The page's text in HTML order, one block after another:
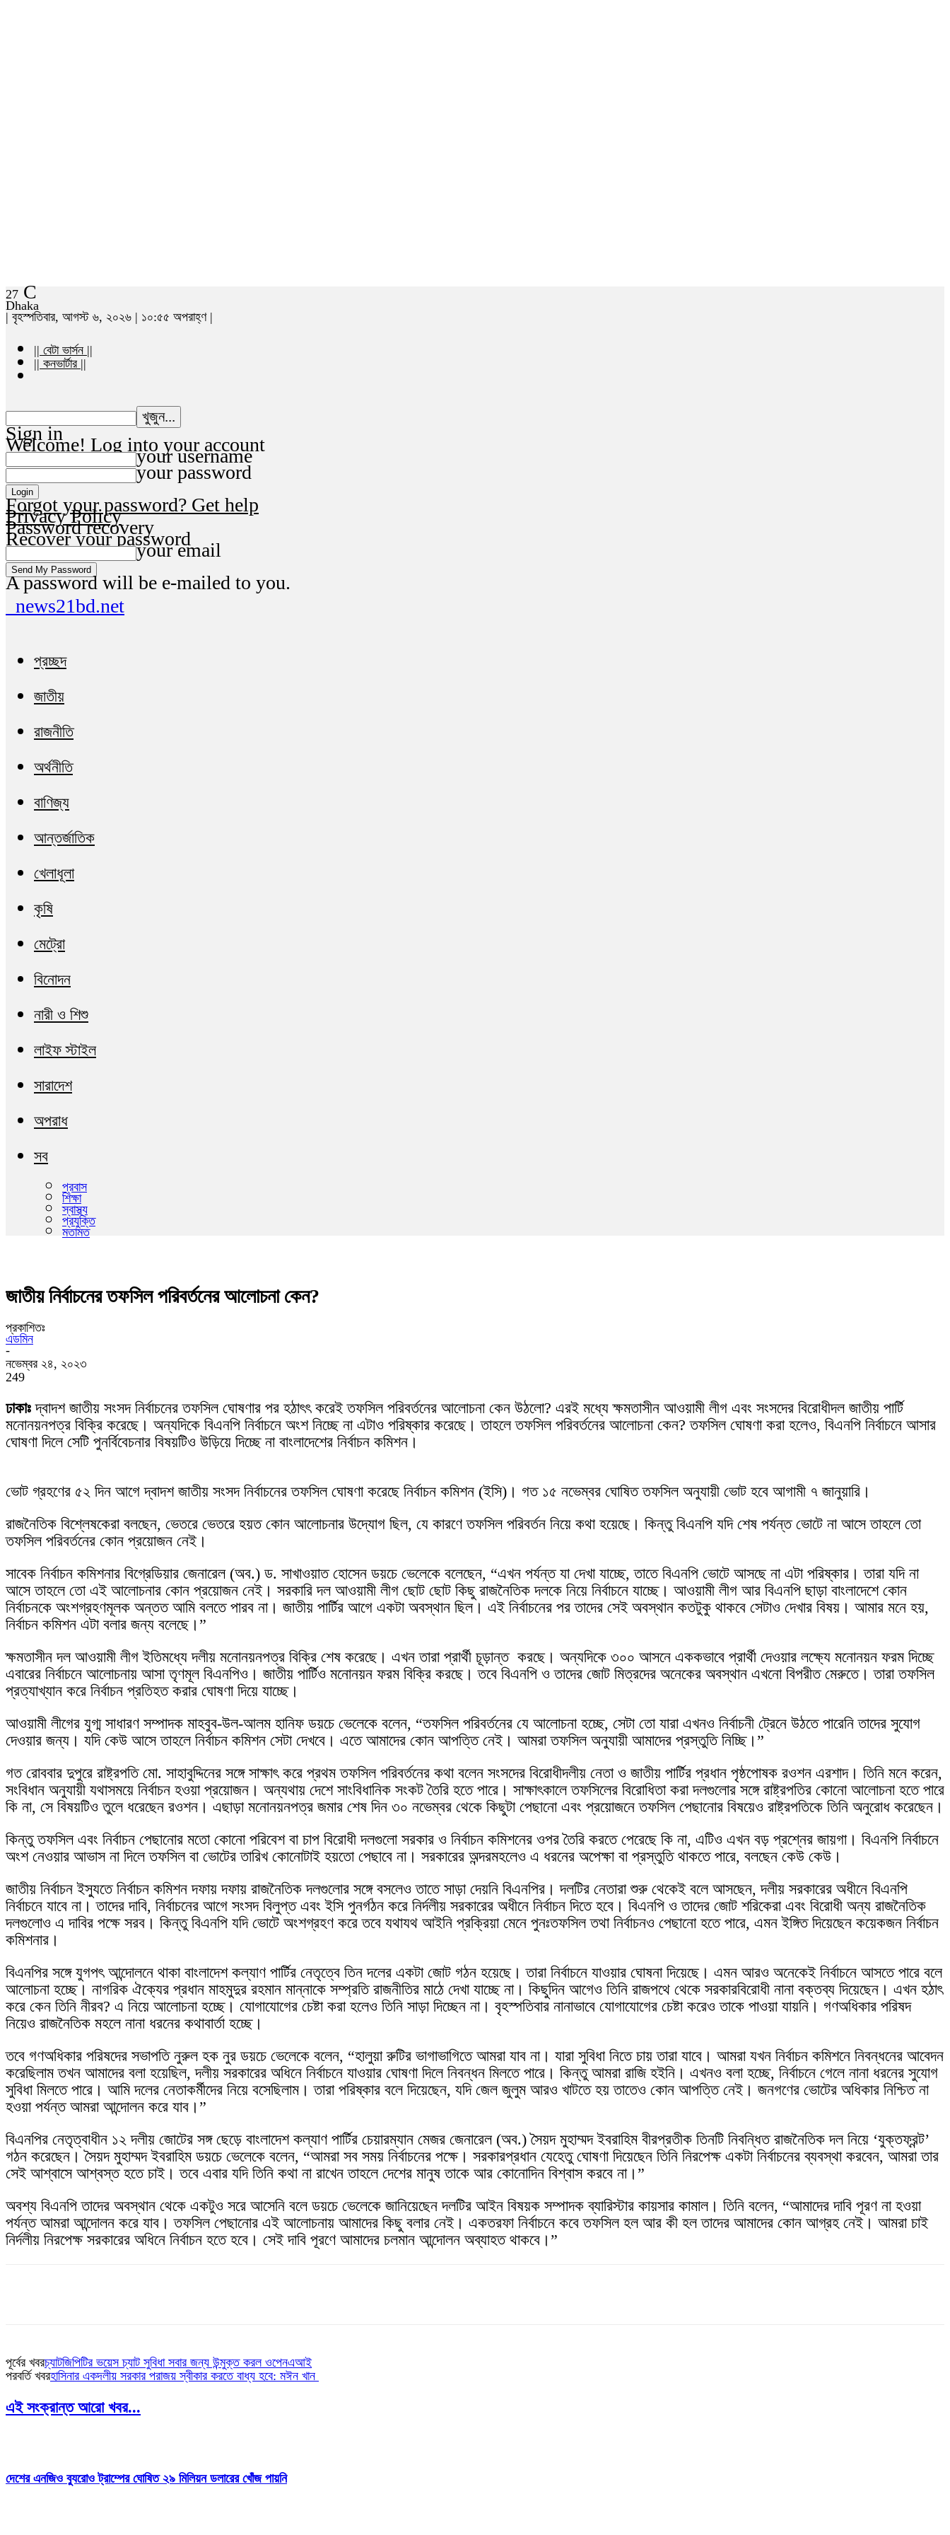
27 C
Dhaka
| বৃহস্পতিবার, আগস্ট ৬, ২০২৬ | ১০:৫৫ অপরাহ্ণ |
|| বেটা ভার্সন ||
|| কনভার্টার ||
Sign in
Welcome! Log into your account
your username
your password
Forgot your password? Get help
Privacy Policy
Password recovery
Recover your password
your email
A password will be e-mailed to you.
news21bd.net
প্রচ্ছদ
জাতীয়
রাজনীতি
অর্থনীতি
বাণিজ্য
আন্তর্জাতিক
খেলাধূলা
কৃষি
মেট্রো
বিনোদন
নারী ও শিশু
লাইফ স্টাইল
সারাদেশ
অপরাধ
সব
প্রবাস
শিক্ষা
স্বাস্থ্য
প্রযুক্তি
মতামত
জাতীয় নির্বাচনের তফসিল পরিবর্তনের আলোচনা কেন?
প্রকাশিতঃ
এডমিন
-
নভেম্বর ২৪, ২০২৩
249
ঢাকাঃ দ্বাদশ জাতীয় সংসদ নির্বাচনের তফসিল ঘোষণার পর হঠাৎৎ করেই তফসিল পরিবর্তনের আলোচনা কেন উঠলো? এরই মধ্যে ক্ষমতাসীন আওয়ামী লীগ এবং সংসদের বিরোধীদল জাতীয় পার্টি
মনোনয়নপত্র বিক্রি করেছে। অন্যদিকে বিএনপি নির্বাচনে অংশ নিচ্ছে না এটাও পরিষ্কার করেছে। তাহলে তফসিল পরিবর্তনের আলোচনা কেন? তফসিল ঘোষণা করা হলেও, বিএনপি নির্বাচনে আসার
ঘোষণা দিলে সেটি পুনর্বিবেচনার বিষয়টিও উড়িয়ে দিচ্ছে না বাংলাদেশের নির্বাচন কমিশন।
ভোট গ্রহণের ৫২ দিন আগে দ্বাদশ জাতীয় সংসদ নির্বাচনের তফসিল ঘোষণা করেছে নির্বাচন কমিশন (ইসি)। গত ১৫ নভেম্বর ঘোষিত তফসিল অনুযায়ী ভোট হবে আগামী ৭ জানুয়ারি।
রাজনৈতিক বিশ্লেষকেরা বলছেন, ভেতরে ভেতরে হয়ত কোন আলোচনার উদ্যোগ ছিল, যে কারণে তফসিল পরিবর্তন নিয়ে কথা হয়েছে। কিন্তু বিএনপি যদি শেষ পর্যন্ত ভোটে না আসে তাহলে তো
তফসিল পরিবর্তনের কোন প্রয়োজন নেই।
সাবেক নির্বাচন কমিশনার বিগ্রেডিয়ার জেনারেল (অব.) ড. সাখাওয়াত হোসেন ডয়চে ভেলেকে বলেছেন, “এখন পর্যন্ত যা দেখা যাচ্ছে, তাতে বিএনপি ভোটে আসছে না এটা পরিষ্কার। তারা যদি না
আসে তাহলে তো এই আলোচনার কোন প্রয়োজন নেই। সরকারি দল আওয়ামী লীগ ছোট ছোট কিছু রাজনৈতিক দলকে নিয়ে নির্বাচনে যাচ্ছে। আওয়ামী লীগ আর বিএনপি ছাড়া বাংলাদেশে কোন
নির্বাচনকে অংশগ্রহণমূলক অন্তত আমি বলতে পারব না। জাতীয় পার্টির আগে একটা অবস্থান ছিল। এই নির্বাচনের পর তাদের সেই অবস্থান কতটুকু থাকবে সেটাও দেখার বিষয়। আমার মনে হয়,
নির্বাচন কমিশন এটা বলার জন্য বলেছে।”
ক্ষমতাসীন দল আওয়ামী লীগ ইতিমধ্যে দলীয় মনোনয়নপত্র বিক্রি শেষ করেছে। এখন তারা প্রার্থী চূড়ান্ত করছে। অন্যদিকে ৩০০ আসনে এককভাবে প্রার্থী দেওয়ার লক্ষ্যে মনোনয়ন ফরম দিচ্ছে
এবারের নির্বাচনে আলোচনায় আসা তৃণমূল বিএনপিও। জাতীয় পার্টিও মনোনয়ন ফরম বিক্রি করছে। তবে বিএনপি ও তাদের জোট মিত্রদের অনেকের অবস্থান এখনো বিপরীত মেরুতে। তারা তফসিল
প্রত্যাখ্যান করে নির্বাচন প্রতিহত করার ঘোষণা দিয়ে যাচ্ছে।
আওয়ামী লীগের যুগ্ম সাধারণ সম্পাদক মাহবুব-উল-আলম হানিফ ডয়চে ভেলেকে বলেন, “তফসিল পরিবর্তনের যে আলোচনা হচ্ছে, সেটা তো যারা এখনও নির্বাচনী ট্রেনে উঠতে পারেনি তাদের সুযোগ
দেওয়ার জন্য। যদি কেউ আসে তাহলে নির্বাচন কমিশন সেটা দেখবে। এতে আমাদের কোন আপত্তি নেই। আমরা তফসিল অনুযায়ী আমাদের প্রস্তুতি নিচ্ছি।”
গত রোববার দুপুরে রাষ্ট্রপতি মো. সাহাবুদ্দিনের সঙ্গে সাক্ষাৎ করে প্রথম তফসিল পরিবর্তনের কথা বলেন সংসদের বিরোধীদলীয় নেতা ও জাতীয় পার্টির প্রধান পৃষ্ঠপোষক রওশন এরশাদ। তিনি মনে করেন,
সংবিধান অনুযায়ী যথাসময়ে নির্বাচন হওয়া প্রয়োজন। অন্যথায় দেশে সাংবিধানিক সংকট তৈরি হতে পারে। সাক্ষাৎকালে তফসিলের বিরোধিতা করা দলগুলোর সঙ্গে রাষ্ট্রপতির কোনো আলোচনা হতে পারে
কি না, সে বিষয়টিও তুলে ধরেছেন রওশন। এছাড়া মনোনয়নপত্র জমার শেষ দিন ৩০ নভেম্বর থেকে কিছুটা পেছানো এবং প্রয়োজনে তফসিল পেছানোর বিষয়েও রাষ্ট্রপতিকে তিনি অনুরোধ করেছেন।
কিন্তু তফসিল এবং নির্বাচন পেছানোর মতো কোনো পরিবেশ বা চাপ বিরোধী দলগুলো সরকার ও নির্বাচন কমিশনের ওপর তৈরি করতে পেরেছে কি না, এটিও এখন বড় প্রশ্নের জায়গা। বিএনপি নির্বাচনে
অংশ নেওয়ার আভাস না দিলে তফসিল বা ভোটের তারিখ কোনোটাই হয়তো পেছাবে না। সরকারের অন্দরমহলেও এ ধরনের অপেক্ষা বা প্রস্তুতি থাকতে পারে, বলছেন কেউ কেউ।
জাতীয় নির্বাচন ইস্যুতে নির্বাচন কমিশন দফায় দফায় রাজনৈতিক দলগুলোর সঙ্গে বসলেও তাতে সাড়া দেয়নি বিএনপির। দলটির নেতারা শুরু থেকেই বলে আসছেন, দলীয় সরকারের অধীনে বিএনপি
নির্বাচনে যাবে না। তাদের দাবি, নির্বাচনের আগে সংসদ বিলুপ্ত এবং ইসি পুনর্গঠন করে নির্দলীয় সরকারের অধীনে নির্বাচন দিতে হবে। বিএনপি ও তাদের জোট শরিকেরা এবং বিরোধী অন্য রাজনৈতিক
দলগুলোও এ দাবির পক্ষে সরব। কিন্তু বিএনপি যদি ভোটে অংশগ্রহণ করে তবে যথাযথ আইনি প্রক্রিয়া মেনে পুনঃতফসিল তথা নির্বাচনও পেছানো হতে পারে, এমন ইঙ্গিত দিয়েছেন কয়েকজন নির্বাচন
কমিশনার।
বিএনপির সঙ্গে যুগপৎ আন্দোলনে থাকা বাংলাদেশ কল্যাণ পার্টির নেতৃত্বে তিন দলের একটা জোট গঠন হয়েছে। তারা নির্বাচনে যাওয়ার ঘোষনা দিয়েছে। এমন আরও অনেকেই নির্বাচনে আসতে পারে বলে
আলোচনা হচ্ছে। নাগরিক ঐক্যের প্রধান মাহমুদুর রহমান মান্নাকে সম্প্রতি রাজনীতির মাঠে দেখা যাচ্ছে না। কিছুদিন আগেও তিনি রাজপথে থেকে সরকারবিরোধী নানা বক্তব্য দিয়েছেন। এখন হঠাৎ
করে কেন তিনি নীরব? এ নিয়ে আলোচনা হচ্ছে। যোগাযোগের চেষ্টা করা হলেও তিনি সাড়া দিচ্ছেন না। বৃহস্পতিবার নানাভাবে যোগাযোগের চেষ্টা করেও তাকে পাওয়া যায়নি। গণঅধিকার পরিষদ
নিয়েও রাজনৈতিক মহলে নানা ধরনের কথাবার্তা হচ্ছে।
তবে গণঅধিকার পরিষদের সভাপতি নুরুল হক নুর ডয়চে ভেলেকে বলেন, “হালুয়া রুটির ভাগাভাগিতে আমরা যাব না। যারা সুবিধা নিতে চায় তারা যাবে। আমরা যখন নির্বাচন কমিশনে নিবন্ধনের আবেদন
করেছিলাম তখন আমাদের বলা হয়েছিল, দলীয় সরকারের অধিনে নির্বাচনে যাওয়ার ঘোষণা দিলে নিবন্ধন মিলতে পারে। কিন্তু আমরা রাজি হইনি। এখনও বলা হচ্ছে, নির্বাচনে গেলে নানা ধরনের সুযোগ
সুবিধা মিলতে পারে। আমি দলের নেতাকর্মীদের নিয়ে বসেছিলাম। তারা পরিষ্কার বলে দিয়েছেন, যদি জেল জুলুম আরও খাটতে হয় তাতেও কোন আপত্তি নেই। জনগণের ভোটের অধিকার নিশ্চিত না
হওয়া পর্যন্ত আমরা আন্দোলন করে যাব।”
বিএনপির নেতৃত্বাধীন ১২ দলীয় জোটের সঙ্গ ছেড়ে বাংলাদেশ কল্যাণ পার্টির চেয়ারম্যান মেজর জেনারেল (অব.) সৈয়দ মুহাম্মদ ইবরাহিম বীরপ্রতীক তিনটি নিবন্ধিত রাজনৈতিক দল নিয়ে ‘যুক্তফ্রন্ট’
গঠন করেছেন। সৈয়দ মুহাম্মদ ইবরাহিম ডয়চে ভেলেকে বলেন, “আমরা সব সময় নির্বাচনের পক্ষে। সরকারপ্রধান যেহেতু ঘোষণা দিয়েছেন তিনি নিরপেক্ষ একটা নির্বাচনের ব্যবস্থা করবেন, আমরা তার
সেই আশ্বাসে আশ্বস্ত হতে চাই। তবে এবার যদি তিনি কথা না রাখেন তাহলে দেশের মানুষ তাকে আর কোনোদিন বিশ্বাস করবে না।”
অবশ্য বিএনপি তাদের অবস্থান থেকে একটুও সরে আসেনি বলে ডয়চে ভেলেকে জানিয়েছেন দলটির আইন বিষয়ক সম্পাদক ব্যারিস্টার কায়সার কামাল। তিনি বলেন, “আমাদের দাবি পূরণ না হওয়া
পর্যন্ত আমরা আন্দোলন করে যাব। তফসিল পেছানোর এই আলোচনায় আমাদের কিছু বলার নেই। একতরফা নির্বাচনে কবে তফসিল হল আর কী হল তাদের আমাদের কোন আগ্রহ নেই। আমরা চাই
নির্দলীয় নিরপেক্ষ সরকারের অধিনে নির্বাচন হতে হবে। সেই দাবি পূরণে আমাদের চলমান আন্দোলন অব্যাহত থাকবে।”
পূর্বের খবরচ্যাটজিপিটির ভয়েস চ্যাট সুবিধা সবার জন্য উন্মুক্ত করল ওপেনএআই
পরবর্তি খবরহাসিনার একদলীয় সরকার পরাজয় স্বীকার করতে বাধ্য হবে: মঈন খান
এই সংক্রান্ত আরো খবর...
দেশের এনজিও ব্যুরোও ট্রাম্পের ঘোষিত ২৯ মিলিয়ন ডলারের খোঁজ পায়নি